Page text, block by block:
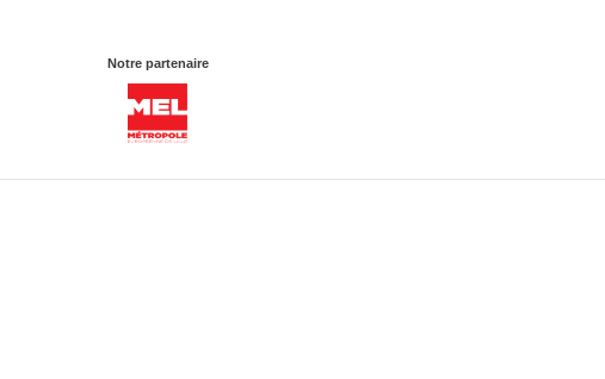
Notre partenaire